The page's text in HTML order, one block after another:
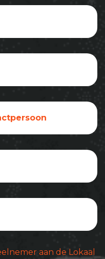
aan de Lokaal